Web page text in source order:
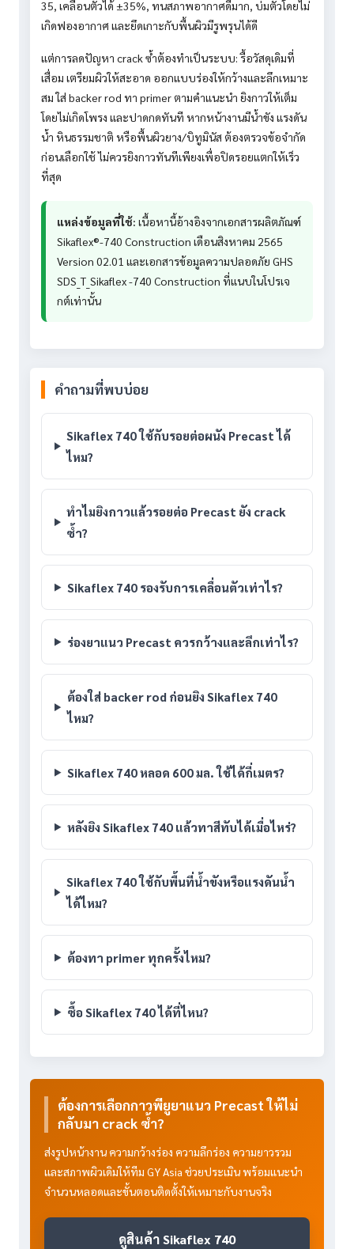
35, เคลื่อนตัวได้ ±35%, ทนสภาพอากาศดีมาก, บ่มตัวโดยไม่
เกิดฟองอากาศ และยึดเกาะกับพื้นผิวมีรูพรุนได้ดี
แต่การลดปัญหา crack ซ้ำต้องทำเป็นระบบ: รื้อวัสดุเดิมที่
เสื่อม เตรียมผิวให้สะอาด ออกแบบร่องให้กว้างและลึกเหมาะ
สม ใส่ backer rod ทา primer ตามคำแนะนำ ยิงกาวให้เต็ม
โดยไม่เกิดโพรง และปาดกดทันที หากหน้างานมีน้ำขัง แรงดัน
น้ำ หินธรรมชาติ หรือพื้นผิวยาง/บิทูมินัส ต้องตรวจข้อจำกัด
ก่อนเลือกใช้ ไม่ควรยิงกาวทันทีเพียงเพื่อปิดรอยแตกให้เร็ว
ที่สุด
แหล่งข้อมูลที่ใช้: เนื้อหานี้อ้างอิงจากเอกสารผลิตภัณฑ์
Sikaflex®-740 Construction เดือนสิงหาคม 2565
Version 02.01 และเอกสารข้อมูลความปลอดภัย GHS
SDS_T_Sikaflex -740 Construction ที่แนบในโปรเจ
กต์เท่านั้น
คำถามที่พบบ่อย
Sikaflex 740 ใช้กับรอยต่อผนัง Precast ได้
ไหม?
ทำไมยิงกาวแล้วรอยต่อ Precast ยัง crack
ซ้ำ?
Sikaflex 740 รองรับการเคลื่อนตัวเท่าไร?
ร่องยาแนว Precast ควรกว้างและลึกเท่าไร?
ต้องใส่ backer rod ก่อนยิง Sikaflex 740
ไหม?
Sikaflex 740 หลอด 600 มล. ใช้ได้กี่เมตร?
หลังยิง Sikaflex 740 แล้วทาสีทับได้เมื่อไหร่?
Sikaflex 740 ใช้กับพื้นที่น้ำขังหรือแรงดันน้ำ
ได้ไหม?
ต้องทา primer ทุกครั้งไหม?
ซื้อ Sikaflex 740 ได้ที่ไหน?
ต้องการเลือกกาวพียูยาแนว Precast ให้ไม่
กลับมา crack ซ้ำ?
ส่งรูปหน้างาน ความกว้างร่อง ความลึกร่อง ความยาวรวม
และสภาพผิวเดิมให้ทีม GY Asia ช่วยประเมิน พร้อมแนะนำ
จำนวนหลอดและขั้นตอนติดตั้งให้เหมาะกับงานจริง
ดูสินค้า Sikaflex 740